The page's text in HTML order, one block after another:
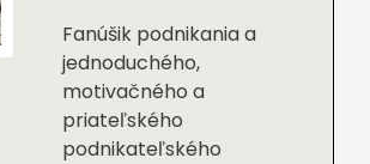
Fanúšik podnikania a
jednoduchého,
motivačného a
priateľského
podnikateľského